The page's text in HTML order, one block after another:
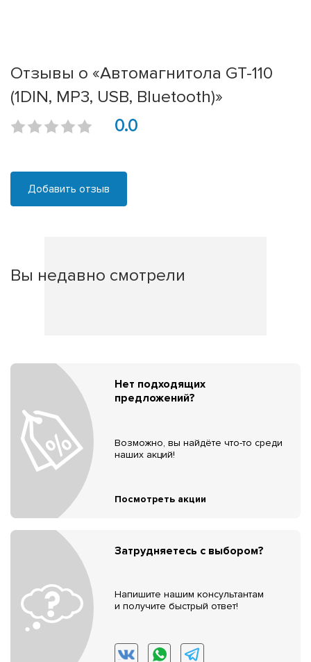
Отзывы о «Автомагнитола GT-110
(1DIN, MP3, USB, Bluetooth)»
0.0
Добавить отзыв
Вы недавно смотрели
Нет подходящих
предложений?
Возможно, вы найдёте что-то среди
наших акций!
Посмотреть акции
Затрудняетесь с выбором?
Напишите нашим консультантам
и получите быстрый ответ!